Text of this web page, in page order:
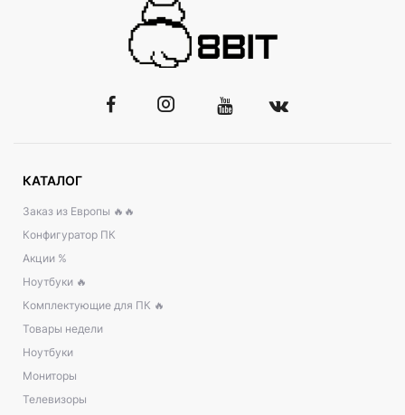
КАТАЛОГ
Заказ из Европы 🔥🔥
Конфигуратор ПК
Акции %
Ноутбуки 🔥
Комплектующие для ПК 🔥
Товары недели
Ноутбуки
Мониторы
Телевизоры